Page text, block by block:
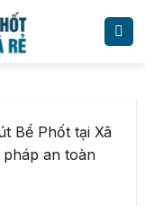
Bể Phốt tại Xã
pháp an toàn